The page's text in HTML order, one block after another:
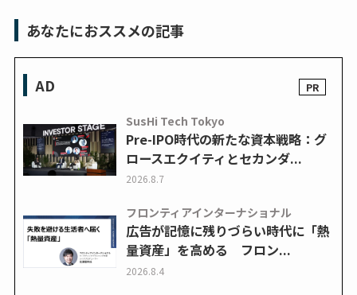
あなたにおススメの記事
AD
SusHi Tech Tokyo
Pre-IPO時代の新たな資本戦略：グ
ロースエクイティとセカンダ...
2026.8.7
フロンティアインターナショナル
広告が記憶に残りづらい時代に「熱
量資産」を高める フロン...
2026.8.4